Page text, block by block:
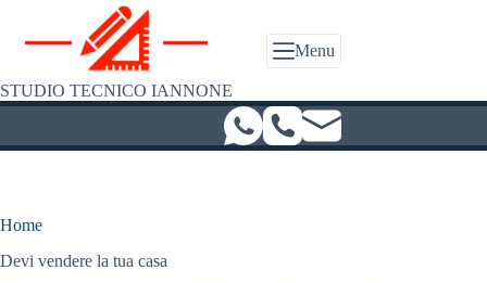
contenuto
STUDIO TECNICO IANNONE
Menu
Home
Devi vendere la tua casa